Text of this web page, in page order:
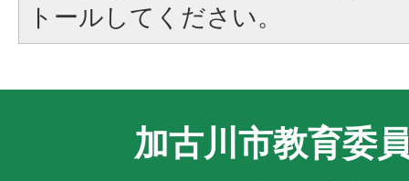
トールしてください。
加古川市教育委